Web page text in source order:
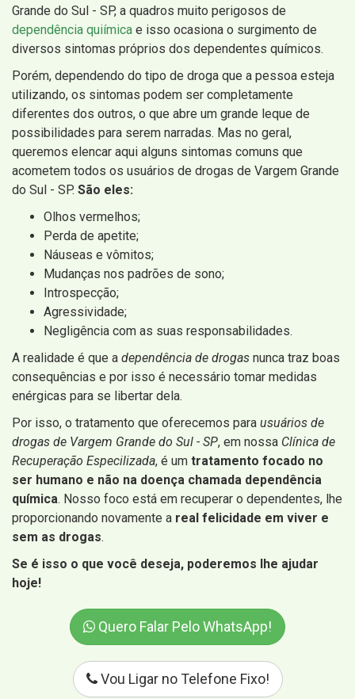
Grande do Sul - SP, a quadros muito perigosos de
dependência quiímica e isso ocasiona o surgimento de
diversos sintomas próprios dos dependentes químicos.
Porém, dependendo do tipo de droga que a pessoa esteja
utilizando, os sintomas podem ser completamente
diferentes dos outros, o que abre um grande leque de
possibilidades para serem narradas. Mas no geral,
queremos elencar aqui alguns sintomas comuns que
acometem todos os usuários de drogas de Vargem Grande
do Sul - SP. São eles:
Olhos vermelhos;
Perda de apetite;
Náuseas e vômitos;
Mudanças nos padrões de sono;
Introspecção;
Agressividade;
Negligência com as suas responsabilidades.
A realidade é que a dependência de drogas nunca traz boas
consequências e por isso é necessário tomar medidas
enérgicas para se libertar dela.
Por isso, o tratamento que oferecemos para usuários de
drogas de Vargem Grande do Sul - SP, em nossa Clínica de
Recuperação Especilizada, é um tratamento focado no
ser humano e não na doença chamada dependência
química. Nosso foco está em recuperar o dependentes, lhe
proporcionando novamente a real felicidade em viver e
sem as drogas.
Se é isso o que você deseja, poderemos lhe ajudar
hoje!
Quero Falar Pelo WhatsApp!
Vou Ligar no Telefone Fixo!